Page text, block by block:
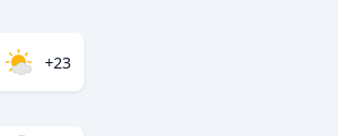
+23